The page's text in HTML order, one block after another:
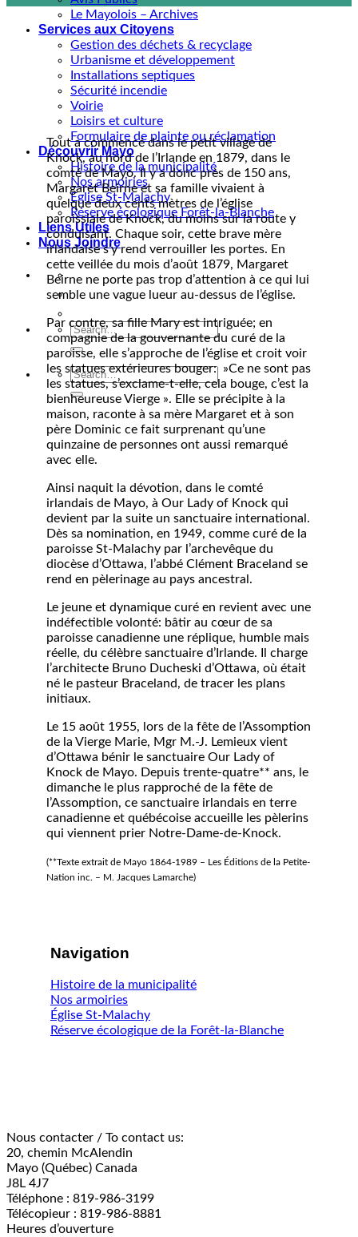
Le Mayolois – Archives
Services aux Citoyens
Gestion des déchets & recyclage
Urbanisme et développement
Installations septiques
Sécurité incendie
Voirie
Loisirs et culture
Formulaire de plainte ou réclamation
Découvrir Mayo
Histoire de la municipalité
Nos armoiries
Eglise St-Malachy
Réserve écologique Forêt-la-Blanche
Liens Utiles
Nous Joindre
Tout a commencé dans le petit village de
Knock, au nord de l’Irlande en 1879, dans le
comté de Mayo. Il y a donc près de 150 ans,
Margaret Beirne et sa famille vivaient à
quelque deux cents mètres de l’église
paroissiale de Knock, du moins sur la route y
conduisant. Chaque soir, cette brave mère
irlandaise s’y rend verrouiller les portes. En
cette veillée du mois d’août 1879, Margaret
Beirne ne porte pas trop d’attention à ce qui lui
semble une vague lueur au-dessus de l’église.
Par contre, sa fille Mary est intriguée; en
compagnie de la gouvernante du curé de la
paroisse, elle s’approche de l’église et croit voir
les statues extérieures bouger: »Ce ne sont pas
les statues, s’exclame-t-elle, cela bouge, c’est la
bienheureuse Vierge ». Elle se précipite à la
maison, raconte à sa mère Margaret et à son
père Dominic ce fait surprenant qu’une
quinzaine de personnes ont aussi remarqué
avec elle.
Ainsi naquit la dévotion, dans le comté
irlandais de Mayo, à Our Lady of Knock qui
devient par la suite un sanctuaire international.
Dès sa nomination, en 1949, comme curé de la
paroisse St-Malachy par l’archevêque du
diocèse d’Ottawa, l’abbé Clément Braceland se
rend en pèlerinage au pays ancestral.
Le jeune et dynamique curé en revient avec une
indéfectible volonté: bâtir au cœur de sa
paroisse canadienne une réplique, humble mais
réelle, du célèbre sanctuaire d’Irlande. Il charge
l’architecte Bruno Ducheski d’Ottawa, où était
né le pasteur Braceland, de tracer les plans
initiaux.
Le 15 août 1955, lors de la fête de l’Assomption
de la Vierge Marie, Mgr M.-J. Lemieux vient
d’Ottawa bénir le sanctuaire Our Lady of
Knock de Mayo. Depuis trente-quatre** ans, le
dimanche le plus rapproché de la fête de
l’Assomption, ce sanctuaire irlandais en terre
canadienne et québécoise accueille les pèlerins
qui viennent prier Notre-Dame-de-Knock.
(**Texte extrait de Mayo 1864-1989 – Les Éditions de la Petite-
Nation inc. – M. Jacques Lamarche)
Navigation
Histoire de la municipalité
Nos armoiries
Église St-Malachy
Réserve écologique de la Forêt-la-Blanche
Nous contacter / To contact us:
20, chemin McAlendin
Mayo (Québec) Canada
J8L 4J7
Téléphone : 819-986-3199
Télécopieur : 819-986-8881
Heures d’ouverture